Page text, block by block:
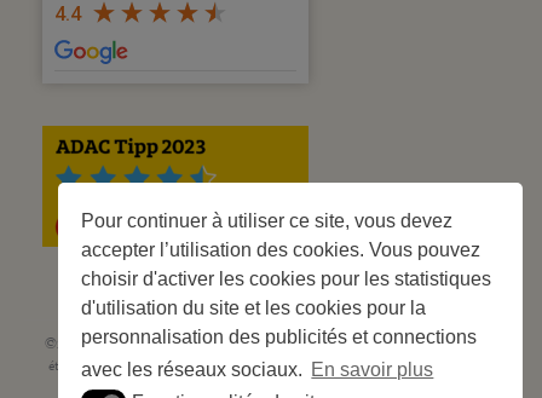
Pour continuer à utiliser ce site, vous devez
accepter l’utilisation des cookies. Vous pouvez
choisir d'activer les cookies pour les statistiques
d'utilisation du site et les cookies pour la
personnalisation des publicités et connections
avec les réseaux sociaux. En savoir plus
4.4
©2023 Les Criques de Porteils | SIRET: 539 925 636 00026 - Classement 5
étoiles Tourisme N° C66-001852-002 du 5 août 2021 - 247 Emplacements